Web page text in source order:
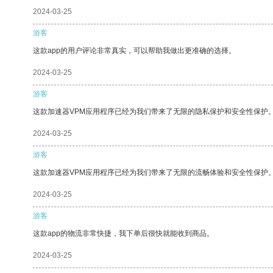
2024-03-25
游客
这款app的用户评论非常真实，可以帮助我做出更准确的选择。
2024-03-25
游客
这款加速器VPM应用程序已经为我们带来了无限的隐私保护和安全性保护
2024-03-25
游客
这款加速器VPM应用程序已经为我们带来了无限的流畅体验和安全性保护
2024-03-25
游客
这款app的物流非常快捷，我下单后很快就能收到商品。
2024-03-25